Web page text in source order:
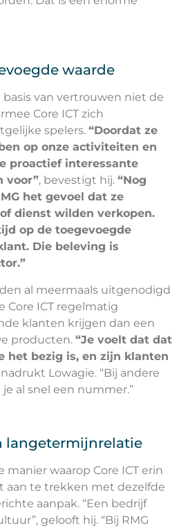
waarde
basis van vertrouwen niet de
Core ICT zich
spelers. “Doordat ze
op onze activiteiten en
proactief interessante
voor”, bevestigt hij. “Nog
het gevoel dat ze
dienst wilden verkopen.
op de toegevoegde
Die beleving is
al meermaals uitgenodigd
Core ICT regelmatig
klanten krijgen dan een
producten. “Je voelt dat dat
het bezig is, en zijn klanten
Lowagie. “Bij andere
al snel een nummer.”
langetermijnrelatie
waarop Core ICT erin
aan te trekken met dezelfde
aanpak. “Een bedrijf
gelooft hij. “Bij RMG